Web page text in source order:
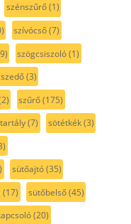
szénszűrő(1)
szívócső(7)
szögcsiszoló(1)
(3)
szűrő(175)
(7) sötétkék(3)
sütőajtó(35)
(17) sütőbelső(45)
(20)